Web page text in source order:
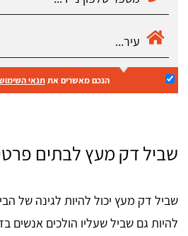
הנכם מאשרים אתתנאי
שביל דק מעץ לבתים
שביל דק מעץ יכול להיות לגינה של
להיות גם שביל שעליו הולכים אנשים